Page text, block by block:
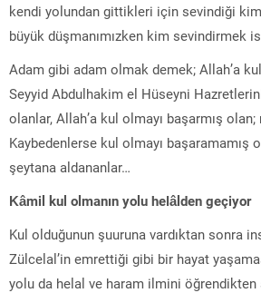
kendi yolundan gittikleri için sevindiği
büyük düşmanımızken kim sevindirmek
Adam gibi adam olmak demek; Allah’a
Seyyid Abdulhakim el Hüseyni
olanlar, Allah’a kul olmayı başarmış
Kaybedenlerse kul olmayı başaramamış
şeytana aldananlar…
Kâmil kul olmanın yolu helâlden geçiyor
Kul olduğunun şuuruna vardıktan sonra
Zülcelal’in emrettiği gibi bir hayat
yolu da helal ve haram ilmini